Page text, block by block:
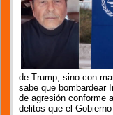
de Trump, sino con
sabe que bombardear
de agresión conforme
delitos que el